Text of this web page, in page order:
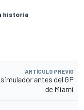
historia
ARTÍCULO PREVIO
antes del GP
de Miami